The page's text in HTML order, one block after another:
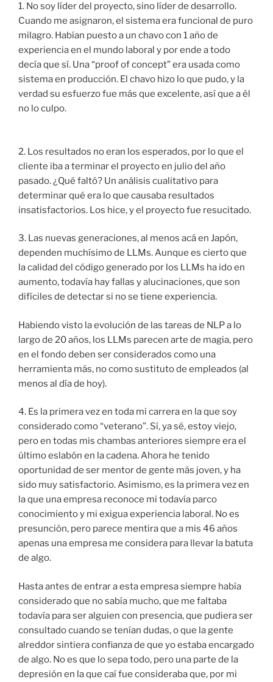
1. No soy líder del proyecto, sino líder de desarrollo.
Cuando me asignaron, el sistema era funcional de puro
milagro. Habían puesto a un chavo con 1 año de
experiencia en el mundo laboral y por ende a todo
decía que sí. Una “proof of concept” era usada como
sistema en producción. El chavo hizo lo que pudo, y la
verdad su esfuerzo fue más que excelente, así que a él
no lo culpo.
2. Los resultados no eran los esperados, por lo que el
cliente iba a terminar el proyecto en julio del año
pasado. ¿Qué faltó? Un análisis cualitativo para
determinar qué era lo que causaba resultados
insatisfactorios. Los hice, y el proyecto fue resucitado.
3. Las nuevas generaciones, al menos acá en Japón,
dependen muchísimo de LLMs. Aunque es cierto que
la calidad del código generado por los LLMs ha ido en
aumento, todavía hay fallas y alucinaciones, que son
difíciles de detectar si no se tiene experiencia.
Habiendo visto la evolución de las tareas de NLP a lo
largo de 20 años, los LLMs parecen arte de magia, pero
en el fondo deben ser considerados como una
herramienta más, no como sustituto de empleados (al
menos al día de hoy).
4. Es la primera vez en toda mi carrera en la que soy
considerado como “veterano”. Sí, ya sé, estoy viejo,
pero en todas mis chambas anteriores siempre era el
último eslabón en la cadena. Ahora he tenido
oportunidad de ser mentor de gente más joven, y ha
sido muy satisfactorio. Asimismo, es la primera vez en
la que una empresa reconoce mi todavía parco
conocimiento y mi exigua experiencia laboral. No es
presunción, pero parece mentira que a mis 46 años
apenas una empresa me considera para llevar la batuta
de algo.
Hasta antes de entrar a esta empresa siempre había
considerado que no sabía mucho, que me faltaba
todavía para ser alguien con presencia, que pudiera ser
consultado cuando se tenían dudas, o que la gente
alreddor sintiera confianza de que yo estaba encargado
de algo. No es que lo sepa todo, pero una parte de la
depresión en la que caí fue consideraba que, por mi